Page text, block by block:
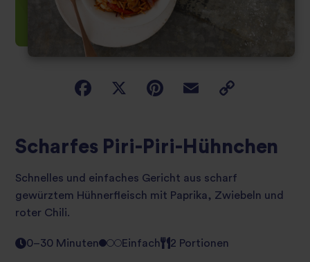
Scharfes Piri-Piri-Hühnchen
Schnelles und einfaches Gericht aus scharf
gewürztem Hühnerfleisch mit Paprika, Zwiebeln und
roter Chili.
0–30 Minuten Einfach 2 Portionen